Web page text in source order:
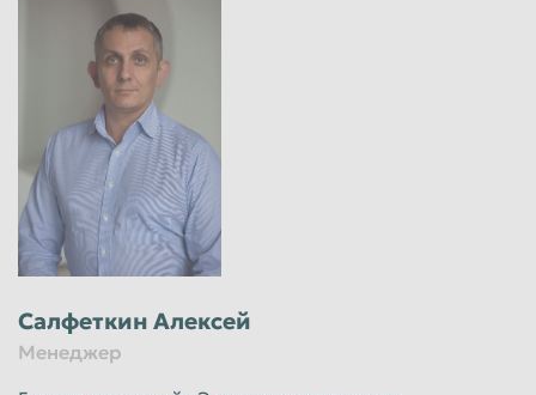
Салфеткин Алексей
Менеджер